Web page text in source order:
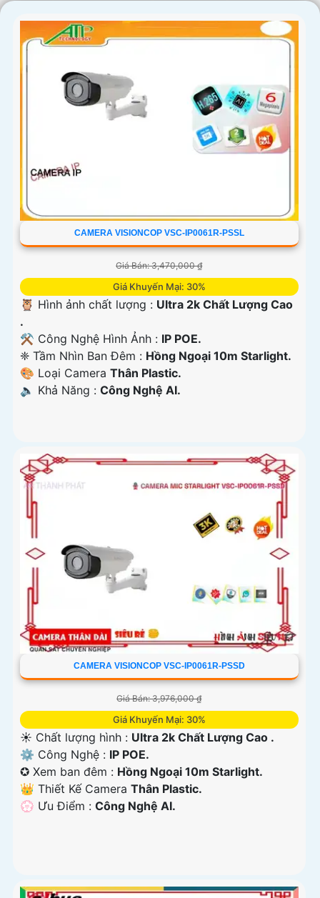
CAMERA VISIONCOP VSC-IP0061R-PSSL
Giá Bán: 3,470,000 ₫
Giá Khuyến Mại: 30%
🦉 Hình ảnh chất lượng : Ultra 2k Chất Lượng Cao
.
⚒ Công Nghệ Hình Ảnh : IP POE.
❈ Tầm Nhìn Ban Đêm : Hồng Ngoại 10m Starlight.
🎨 Loại Camera Thân Plastic.
️🔈 Khả Năng : Công Nghệ AI.
CAMERA VISIONCOP VSC-IP0061R-PSSD
Giá Bán: 3,976,000 ₫
Giá Khuyến Mại: 30%
☀️ Chất lượng hình : Ultra 2k Chất Lượng Cao .
⚙ Công Nghệ : IP POE.
✪ Xem ban đêm : Hồng Ngoại 10m Starlight.
👑 Thiết Kế Camera Thân Plastic.
️💮 Ưu Điểm : Công Nghệ AI.